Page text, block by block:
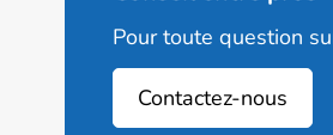
Pour toute question
Contactez-nous